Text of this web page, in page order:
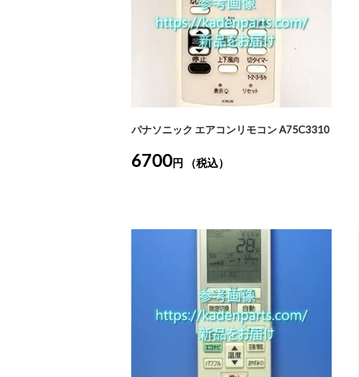
パナソニック エアコンリモコン A75C3310
6700円 （税込）